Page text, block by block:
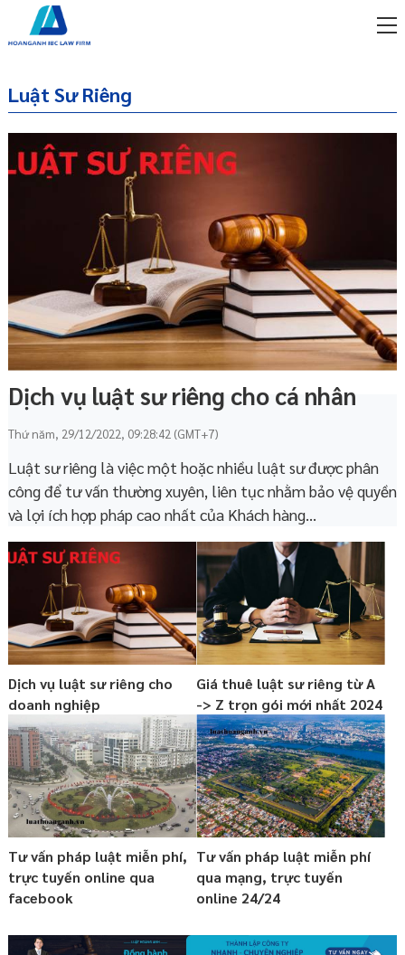
Luật Sư Riêng
Dịch vụ luật sư riêng cho cá nhân
Thứ năm, 29/12/2022, 09:28:42 (GMT+7)
Luật sư riêng là việc một hoặc nhiều luật sư được phân
công để tư vấn thường xuyên, liên tục nhằm bảo vệ quyền
và lợi ích hợp pháp cao nhất của Khách hàng...
Dịch vụ luật sư riêng cho
doanh nghiệp
Giá thuê luật sư riêng từ A
-> Z trọn gói mới nhất 2024
Tư vấn pháp luật miễn phí,
trực tuyến online qua
facebook
Tư vấn pháp luật miễn phí
qua mạng, trực tuyến
online 24/24